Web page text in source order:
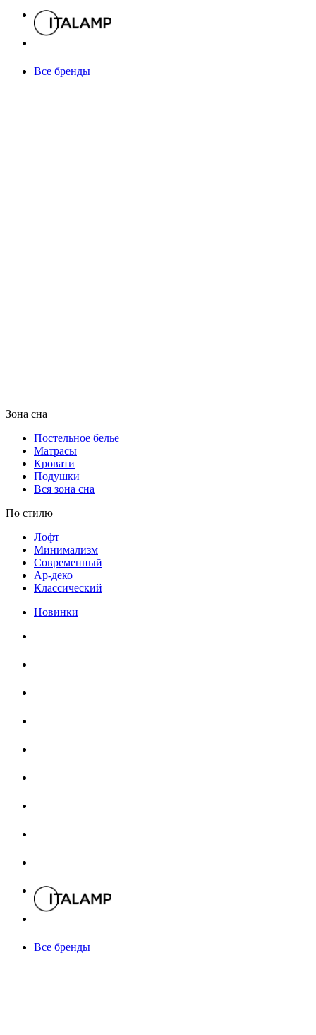
Постельное белье
Матрасы
Кровати
Подушки